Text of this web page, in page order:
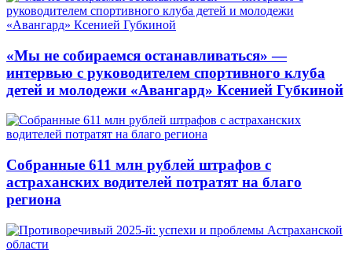
«Мы не собираемся останавливаться» —
интервью с руководителем спортивного клуба
детей и молодежи «Авангард» Ксенией Губкиной
Собранные 611 млн рублей штрафов с
астраханских водителей потратят на благо
региона